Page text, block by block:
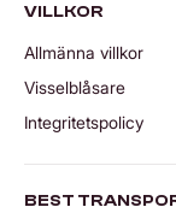
VILLKOR
Allmänna villkor
Visselblåsare
Integritetspolicy
BEST